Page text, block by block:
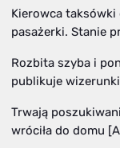
Kierowca
pasażerki. Stanie
Rozbita szyba i
publikuje
Trwają
wróciła do domu